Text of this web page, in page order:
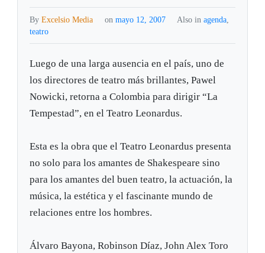
ByExcelsio Media on mayo 12, 2007 Also in agenda,
teatro
Luego de una larga ausencia en el país, uno de
los directores de teatro más brillantes, Pawel
Nowicki, retorna a Colombia para dirigir “La
Tempestad”, en el Teatro Leonardus.
Esta es la obra que el Teatro Leonardus presenta
no solo para los amantes de Shakespeare sino
para los amantes del buen teatro, la actuación, la
música, la estética y el fascinante mundo de
relaciones entre los hombres.
Álvaro Bayona, Robinson Díaz, John Alex Toro